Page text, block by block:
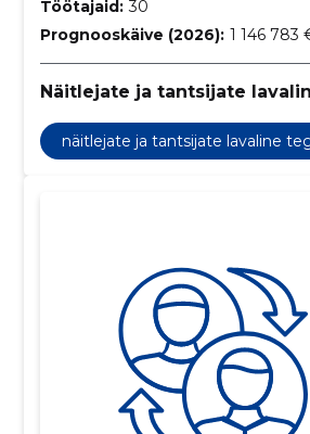
Töötajaid: 30
Prognooskäive (2026): 1 146 783
Näitlejate ja tantsijate
näitlejate ja tantsijate lavaline